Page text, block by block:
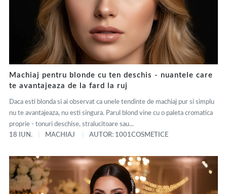
Machiaj pentru blonde cu ten deschis - nuantele care
te avantajeaza de la fard la ruj
Daca esti blonda si ai observat ca unele tendinte de machiaj pur si simplu
nu te avantajeaza, nu esti singura. Parul blond vine cu o paleta cromatica
proprie - tonuri deschise, stralucitoare sau...
18 IUN.
MACHIAJ AUTOR: 1001COSMETICE